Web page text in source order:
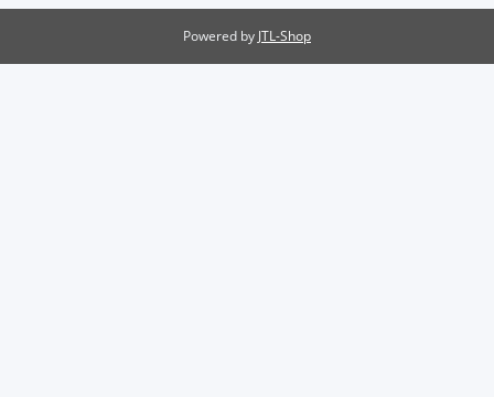
Powered by JTL-Shop